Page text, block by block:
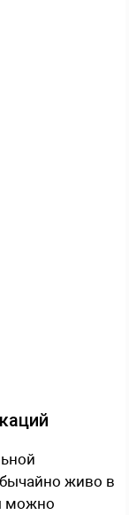
живо в
можно